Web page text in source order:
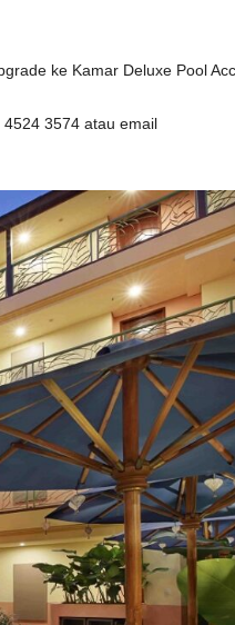
ke Kamar Deluxe Pool
3574 atau email